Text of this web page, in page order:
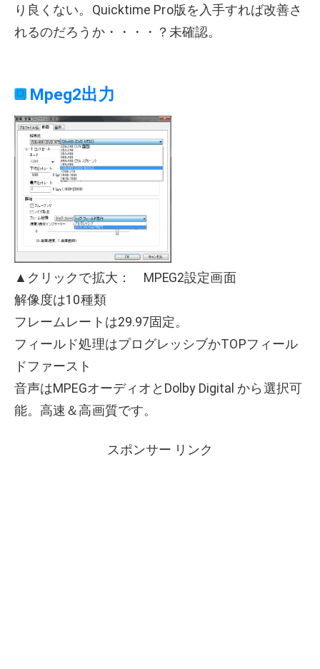
り良くない。Quicktime Pro版を入手すれば改善さ
れるのだろうか・・・・？未確認。
Mpeg2出力
▲クリックで拡大： MPEG2設定画面
解像度は10種類
フレームレートは29.97固定。
フィールド処理はプログレッシブかTOPフィール
ドファースト
音声はMPEGオーディオとDolby Digital から選択可
能。高速＆高画質です。
スポンサー リンク